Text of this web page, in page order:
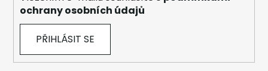
ochrany osobních údajů
PŘIHLÁSIT SE